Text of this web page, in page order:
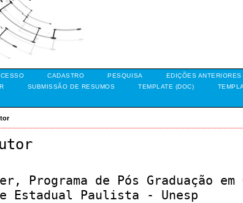
CADASTRO PESQUISA EDIÇÕES ANTERIORES
SUBMISSÃO DE RESUMOS TEMPLATE (DOC)
Programa de Pós Graduação
Estadual Paulista - Unesp